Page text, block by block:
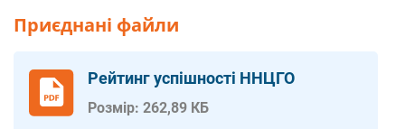
Приєднані файли
Рейтинг успішності ННЦГО
Розмір: 262,89 КБ